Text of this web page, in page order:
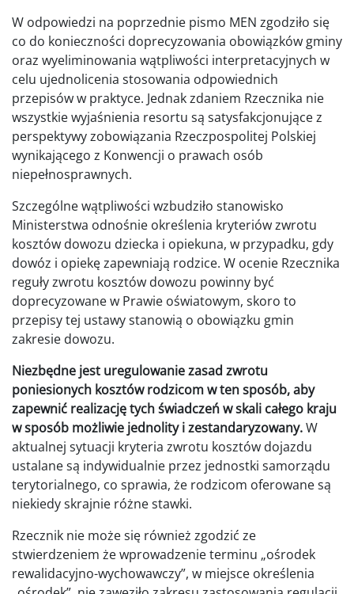
W odpowiedzi na poprzednie pismo MEN zgodziło się
co do konieczności doprecyzowania obowiązków gminy
oraz wyeliminowania wątpliwości interpretacyjnych w
celu ujednolicenia stosowania odpowiednich
przepisów w praktyce. Jednak zdaniem Rzecznika nie
wszystkie wyjaśnienia resortu są satysfakcjonujące z
perspektywy zobowiązania Rzeczpospolitej Polskiej
wynikającego z Konwencji o prawach osób
niepełnosprawnych.
Szczególne wątpliwości wzbudziło stanowisko
Ministerstwa odnośnie określenia kryteriów zwrotu
kosztów dowozu dziecka i opiekuna, w przypadku, gdy
dowóz i opiekę zapewniają rodzice. W ocenie Rzecznika
reguły zwrotu kosztów dowozu powinny być
doprecyzowane w Prawie oświatowym, skoro to
przepisy tej ustawy stanowią o obowiązku gmin
zakresie dowozu.
Niezbędne jest uregulowanie zasad zwrotu
poniesionych kosztów rodzicom w ten sposób, aby
zapewnić realizację tych świadczeń w skali całego kraju
w sposób możliwie jednolity i zestandaryzowany.W
aktualnej sytuacji kryteria zwrotu kosztów dojazdu
ustalane są indywidualnie przez jednostki samorządu
terytorialnego, co sprawia, że rodzicom oferowane są
niekiedy skrajnie różne stawki.
Rzecznik nie może się również zgodzić ze
stwierdzeniem że wprowadzenie terminu „ośrodek
rewalidacyjno-wychowawczy”, w miejsce określenia